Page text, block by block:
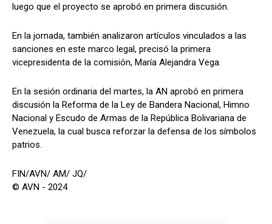
luego que el proyecto se aprobó en primera discusión.
En la jornada, también analizaron artículos vinculados a las
sanciones en este marco legal, precisó la primera
vicepresidenta de la comisión, María Alejandra Vega.
En la sesión ordinaria del martes, la AN aprobó en primera
discusión la Reforma de la Ley de Bandera Nacional, Himno
Nacional y Escudo de Armas de la República Bolivariana de
Venezuela, la cual busca reforzar la defensa de los símbolos
patrios.
FIN/AVN/ AM/ JQ/
© AVN - 2024